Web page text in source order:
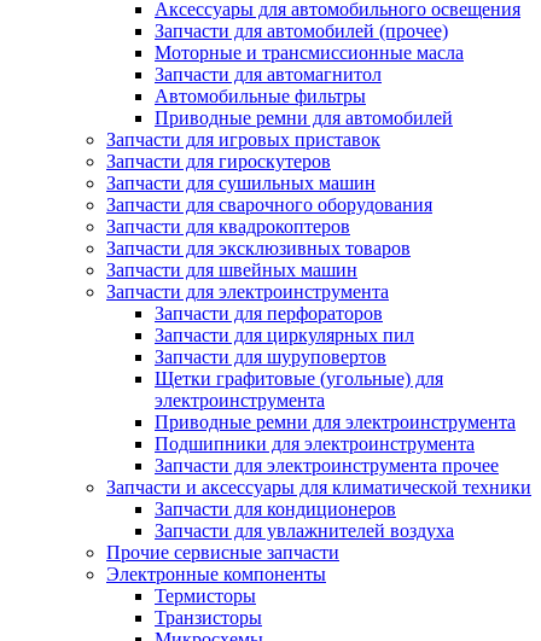
Аксессуары для автомобильного освещения
Запчасти для автомобилей (прочее)
Моторные и трансмиссионные масла
Запчасти для автомагнитол
Автомобильные фильтры
Приводные ремни для автомобилей
Запчасти для игровых приставок
Запчасти для гироскутеров
Запчасти для сушильных машин
Запчасти для сварочного оборудования
Запчасти для квадрокоптеров
Запчасти для эксклюзивных товаров
Запчасти для швейных машин
Запчасти для электроинструмента
Запчасти для перфораторов
Запчасти для циркулярных пил
Запчасти для шуруповертов
Щетки графитовые (угольные) для
электроинструмента
Приводные ремни для электроинструмента
Подшипники для электроинструмента
Запчасти для электроинструмента прочее
Запчасти и аксессуары для климатической техники
Запчасти для кондиционеров
Запчасти для увлажнителей воздуха
Прочие сервисные запчасти
Электронные компоненты
Термисторы
Транзисторы